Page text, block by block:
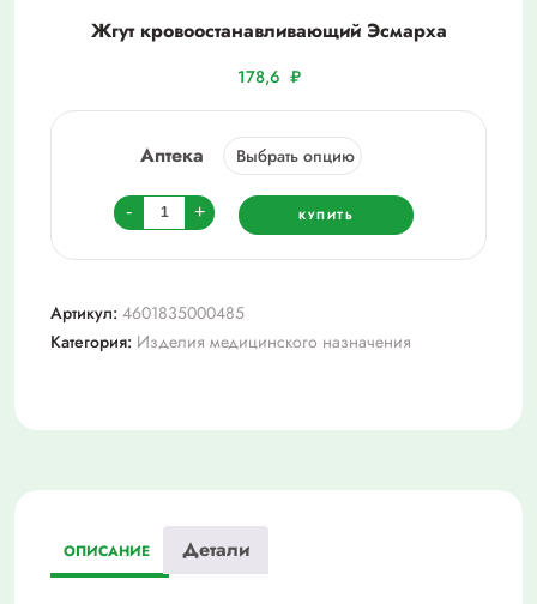
Жгут кровоостанавливающий Эсмарха
178,6 ₽
Аптека
-
Количество
товара
Жгут
Эсмарха
+ КУПИТЬ
Артикул: 4601835000485
Категория: Изделия медицинского назначения
ОПИСАНИЕ Детали